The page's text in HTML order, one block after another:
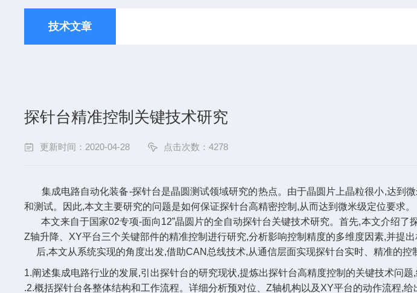
技术文章
探针台精准控制关键技术研究
更新时间：2020-04-28 点击次数：4278
集成电路自动化装备-探针台是晶圆测试领域研究的热点。由于晶圆片上晶粒很小,达到
和测试。因此,本文主要研究的问题是如何保证探针台高精密控制,从而达到微米级定位要求。
本文来自于国家02专项-面向12”晶圆片的全自动探针台关键技术研究。首先,本文介绍了
Z轴升降、XY平台三个关键部件的精准控制进行研究,分析影响控制精度的多维度因素,并提出
后,本文从系统实现的角度出发,借助CAN总线技术,从通信层面实现探针台实时、精准的控
1.阐述集成电路行业的发展,引出探针台的研究现状,提炼出探针台高精度控制的关键技术问题,
.2.概括探针台各整体结构和工作流程。详细分析预对位、Z轴机构以及XY平台的动作流程,给